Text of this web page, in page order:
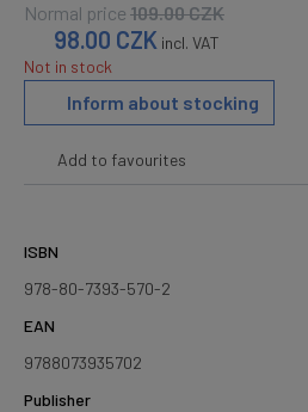
Normal price 109.00CZK
98.00 CZK incl. VAT
Not in stock
Inform about stocking
Add to favourites
ISBN
978-80-7393-570-2
EAN
9788073935702
Publisher